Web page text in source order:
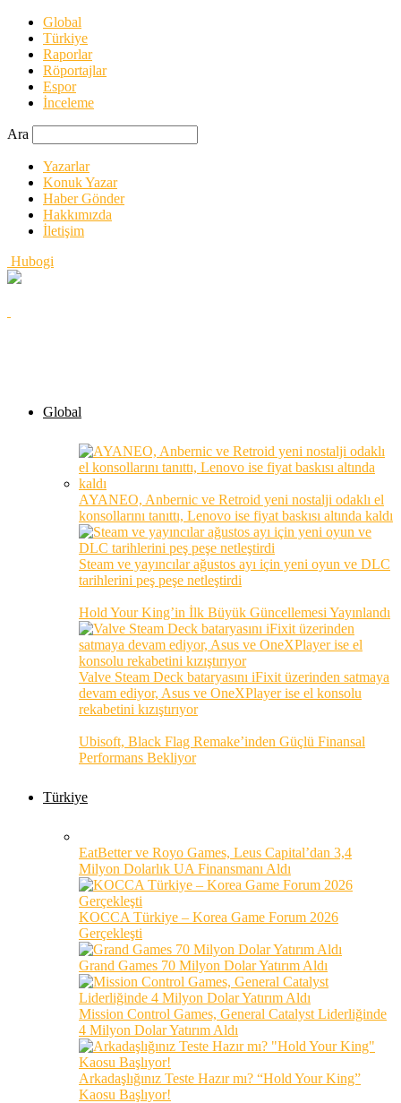
Global
Türkiye
Raporlar
Röportajlar
Espor
İnceleme
Ara
Yazarlar
Konuk Yazar
Haber Gönder
Hakkımızda
İletişim
Hubogi
Global
AYANEO, Anbernic ve Retroid yeni nostalji odaklı el
konsollarını tanıttı, Lenovo ise fiyat baskısı altında kaldı
Steam ve yayıncılar ağustos ayı için yeni oyun ve DLC
tarihlerini peş peşe netleştirdi
Hold Your King’in İlk Büyük Güncellemesi Yayınlandı
Valve Steam Deck bataryasını iFixit üzerinden satmaya
devam ediyor, Asus ve OneXPlayer ise el konsolu
rekabetini kızıştırıyor
Ubisoft, Black Flag Remake’inden Güçlü Finansal
Performans Bekliyor
Türkiye
EatBetter ve Royo Games, Leus Capital’dan 3,4
Milyon Dolarlık UA Finansmanı Aldı
KOCCA Türkiye – Korea Game Forum 2026
Gerçekleşti
Grand Games 70 Milyon Dolar Yatırım Aldı
Mission Control Games, General Catalyst Liderliğinde
4 Milyon Dolar Yatırım Aldı
Arkadaşlığınız Teste Hazır mı? “Hold Your King”
Kaosu Başlıyor!